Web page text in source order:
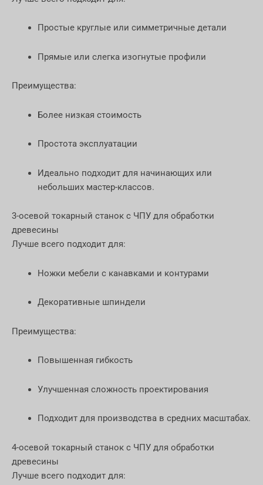
Простые круглые или симметричные детали
Прямые или слегка изогнутые профили
Преимущества:
Более низкая стоимость
Простота эксплуатации
Идеально подходит для начинающих или
небольших мастер-классов.
3-осевой токарный станок с ЧПУ для обработки
древесины
Лучше всего подходит для:
Ножки мебели с канавками и контурами
Декоративные шпиндели
Преимущества:
Повышенная гибкость
Улучшенная сложность проектирования
Подходит для производства в средних масштабах.
4-осевой токарный станок с ЧПУ для обработки
древесины
Лучше всего подходит для: